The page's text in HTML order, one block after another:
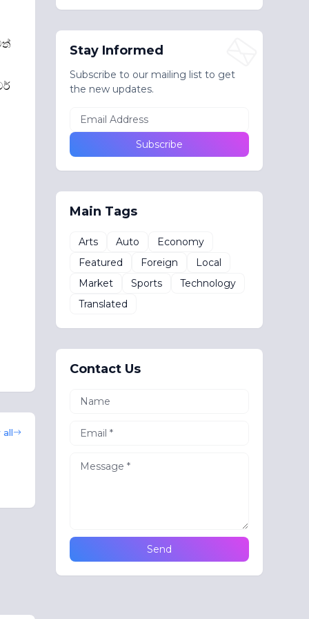
all
Stay Informed
Subscribe to our mailing list to get
the new updates.
Main Tags
Arts Auto
Economy
Featured
Foreign
Local
Market
Sports
Technology
Translated
Contact Us